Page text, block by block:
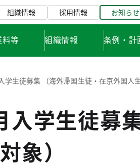
組織情報 採用情報 お知らせ
等 組織情報 条例・
生徒募集 （海外帰国生徒・在京外国人生
入学生徒募
象）